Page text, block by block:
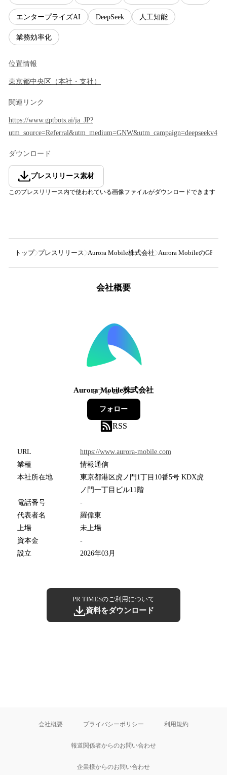
エンタープライズAI DeepSeek 人工知能
業務効率化
位置情報
東京都中央区 （本社・支社 ）
関連リンク
https://www.gptbots.ai/ja_JP?
utm_source=Referral&utm_medium=GNW&utm_campaign=deepseekv4
ダウンロード
プレスリリース素材
このプレスリリース内で使われている画像ファイルがダウンロードできます
トップ プレスリリース Aurora Mobile株式会社 Aurora Mobileの
会社概要
Aurora Mobile株式会社
0フォロワー
フォロー
RSS
URL
https://www.aurora-mobile.com
業種
情報通信
本社所在地
東京都港区虎ノ門1丁目10番5号 KDX虎
ノ門一丁目ビル11階
電話番号
-
代表者名
羅偉東
上場
未上場
資本金
-
設立
2026年03月
PR TIMESのご利用について
資料をダウンロード
会社概要 プライバシーポリシー 利用規約
報道関係者からのお問い合わせ
企業様からのお問い合わせ